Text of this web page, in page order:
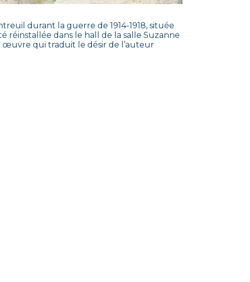
durant la guerre de 1914-1918, située
réinstallée dans le hall de la salle Suzanne
œuvre qui traduit le désir de l’auteur